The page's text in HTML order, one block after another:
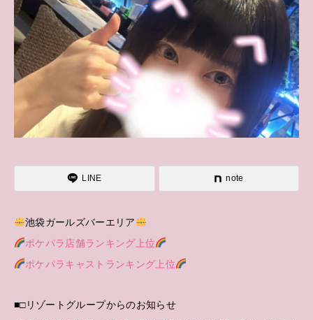
LINE note
池袋ガールズバーエリア
ポケパラ店舗ランキング上位
ポケパラキャストランキング上位
■□リゾートグループからのお知らせ